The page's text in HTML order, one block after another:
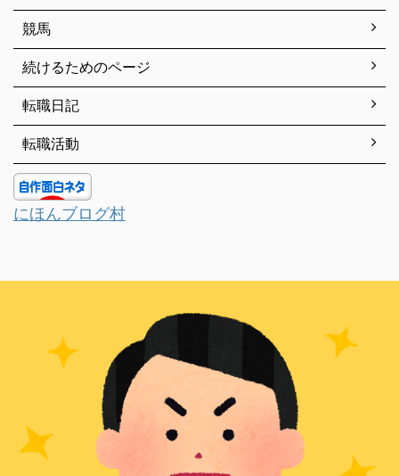
競馬
続けるためのページ
転職日記
転職活動
にほんブログ村